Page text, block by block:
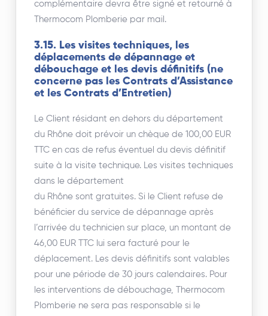
complémentaire devra être signé et retourné à
Thermocom Plomberie par mail.
3.15. Les visites techniques, les
déplacements de dépannage et
débouchage et les devis définitifs (ne
concerne pas les Contrats d’Assistance
et les Contrats d’Entretien)
Le Client résidant en dehors du département
du Rhône doit prévoir un chèque de 100,00 EUR
TTC en cas de refus éventuel du devis définitif
suite à la visite technique. Les visites techniques
dans le département
du Rhône sont gratuites. Si le Client refuse de
bénéficier du service de dépannage après
l’arrivée du technicien sur place, un montant de
46,00 EUR TTC lui sera facturé pour le
déplacement. Les devis définitifs sont valables
pour une période de 30 jours calendaires. Pour
les interventions de débouchage, Thermocom
Plomberie ne sera pas responsable si le